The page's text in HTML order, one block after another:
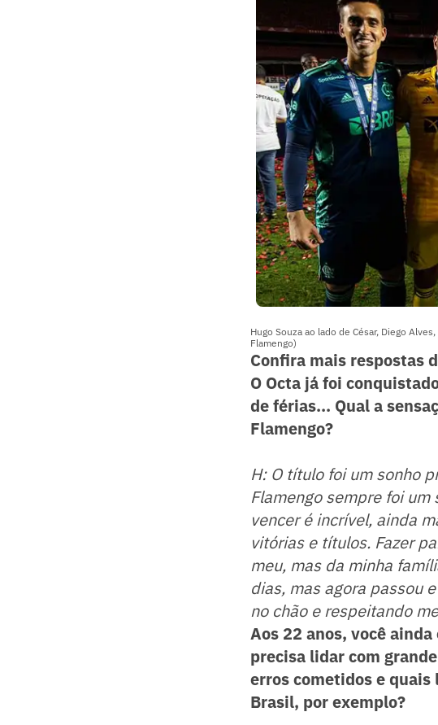
Hugo Souza ao lado de César, Diego
Flamengo)
Confira mais respostas
O Octa já foi
de férias... Qual a
Flamengo?
H: O título foi um sonho
Flamengo sempre foi
vencer é incrível, ainda
vitórias e títulos. Fazer
meu, mas da minha
dias, mas agora passou
no chão e respeitando
Aos 22 anos, você
precisa lidar com
erros cometidos e quais
Brasil, por exemplo?